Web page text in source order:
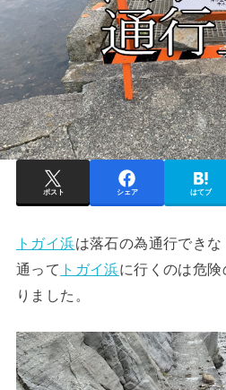
ポスト シェア はてブ
トガイ浜は落石の為通行でき
通って トガイ浜に行くのは危
りました。